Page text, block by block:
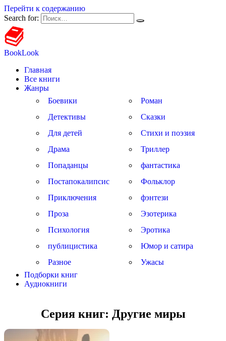
Перейти к содержанию
Search for:
BookLook
Главная
Все книги
Жанры
Боевики
Детективы
Для детей
Драма
Попаданцы
Постапокалипсис
Приключения
Проза
Психология
публицистика
Разное
Роман
Сказки
Стихи и поэзия
Триллер
фантастика
Фольклор
фэнтези
Эзотерика
Эротика
Юмор и сатира
Ужасы
Подборки книг
Аудиокниги
Серия книг: Другие миры